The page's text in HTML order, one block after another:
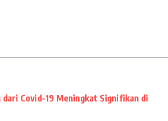
dari Covid-19 Meningkat Signifikan di